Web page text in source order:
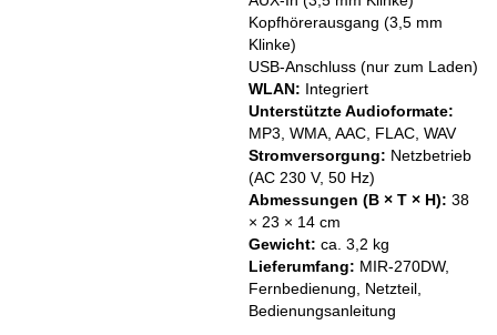
Kopfhörerausgang (3,5 mm
Klinke)
USB-Anschluss (nur zum Laden)
WLAN: Integriert
Unterstützte Audioformate:
MP3, WMA, AAC, FLAC, WAV
Stromversorgung: Netzbetrieb
(AC 230 V, 50 Hz)
Abmessungen (B × T × H): 38
× 23 × 14 cm
Gewicht: ca. 3,2 kg
Lieferumfang: MIR-270DW,
Fernbedienung, Netzteil,
Bedienungsanleitung